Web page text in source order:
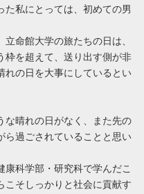
た私にとっては、初めての男
命館大学の旅たちの日は、
枠を超えて、送り出す側が非
れの日を大事にしているとい
な晴れの日がなく、また先の
ら過ごされていることと思い
康科学部・研究科で学んだこ
こそしっかりと社会に貢献す